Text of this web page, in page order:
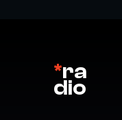
*ra
dio